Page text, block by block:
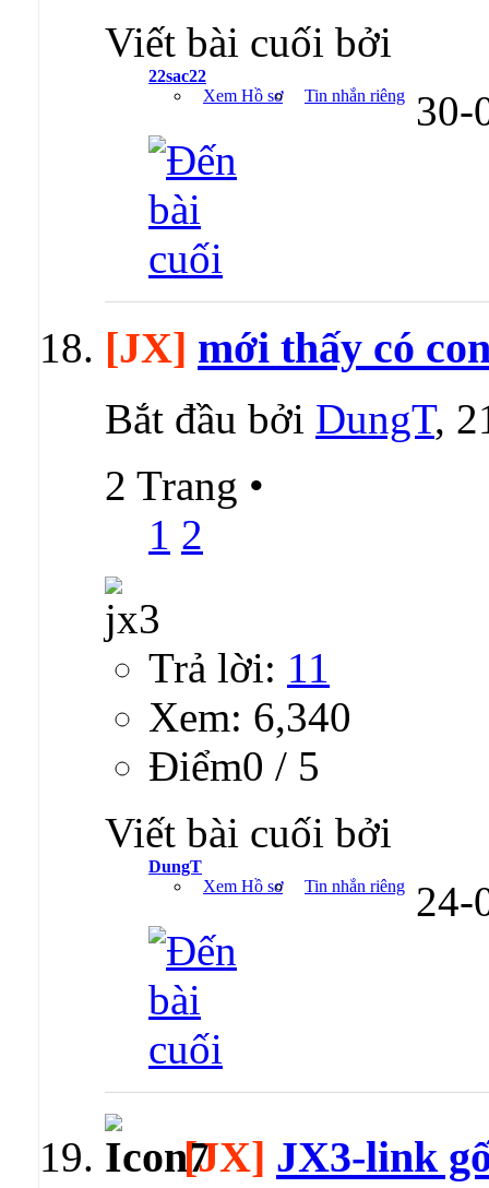
Viết bài cuối bởi
22sac22
Xem Hồ sơ
Tin nhắn riêng 30-
[JX] mới thấy có
Bắt đầu bởi DungT,
2 Trang •
1 2
Trả lời: 11
Xem: 6,340
Ðiểm0 / 5
Viết bài cuối bởi
DungT
Xem Hồ sơ
Tin nhắn riêng 24-
[JX] JX3-link